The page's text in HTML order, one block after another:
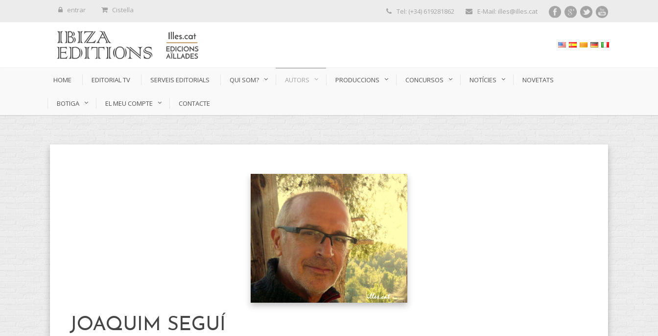
entrar Cistella Tel: (+34) 619281862 E-Mail: illes@illes.cat
HOME EDITORIAL TV SERVEIS EDITORIALS QUI SOM? AUTORS PRODUCCIONS CONCURSOS NOTÍCIES NOVETATS
BOTIGA EL MEU COMPTE CONTACTE
JOAQUIM SEGUÍ